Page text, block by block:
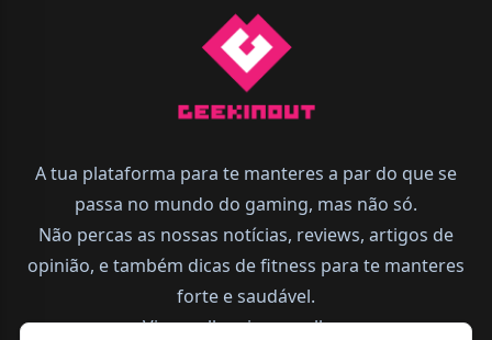
A tua plataforma para te manteres a par do que se
passa no mundo do gaming, mas não só.
Não percas as nossas notícias, reviews, artigos de
opinião, e também dicas de fitness para te manteres
forte e saudável.
Vive melhor, joga melhor.